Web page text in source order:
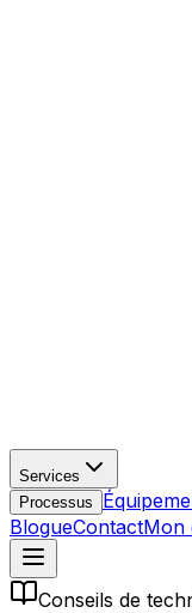
Services
Processus
BlogueContactMon
Conseils de